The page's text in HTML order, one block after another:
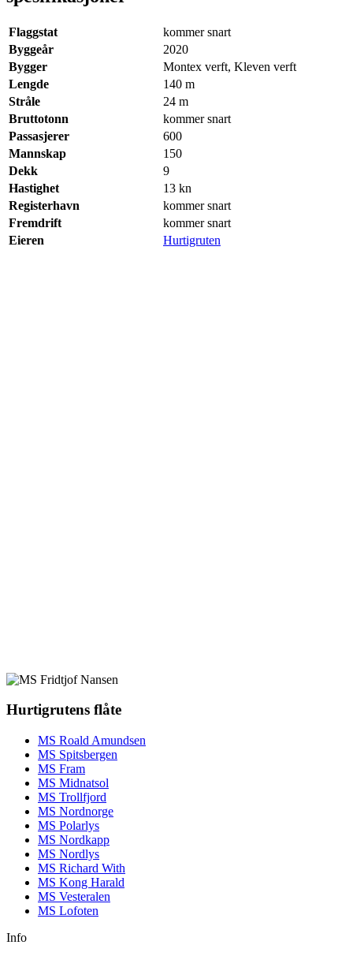
Flaggstat
kommer snart
Byggeår
2020
Bygger
Montex verft, Kleven verft
Lengde
140 m
Stråle
24 m
Bruttotonn
kommer snart
Passasjerer
600
Mannskap
150
Dekk
9
Hastighet
13 kn
Registerhavn
kommer snart
Fremdrift
kommer snart
Eieren
Hurtigruten
Hurtigrutens flåte
MS Roald Amundsen
MS Spitsbergen
MS Fram
MS Midnatsol
MS Trollfjord
MS Nordnorge
MS Polarlys
MS Nordkapp
MS Nordlys
MS Richard With
MS Kong Harald
MS Vesteralen
MS Lofoten
Info